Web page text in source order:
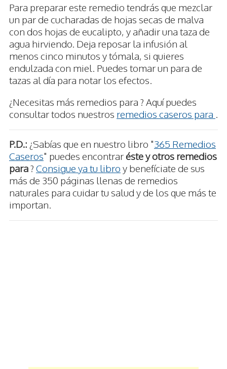
Para preparar este remedio tendrás que mezclar
un par de cucharadas de hojas secas de malva
con dos hojas de eucalipto, y añadir una taza de
agua hirviendo. Deja reposar la infusión al
menos cinco minutos y tómala, si quieres
endulzada con miel. Puedes tomar un para de
tazas al día para notar los efectos.
¿Necesitas más remedios para ? Aquí puedes
consultar todos nuestros remedios caseros para
P.D.: ¿Sabías que en nuestro libro "365 Remedios
Caseros" puedes encontraréste y otros remedios
para? Consigue ya tu libro y benefíciate de sus
más de 350 páginas llenas de remedios
naturales para cuidar tu salud y de los que más te
importan.